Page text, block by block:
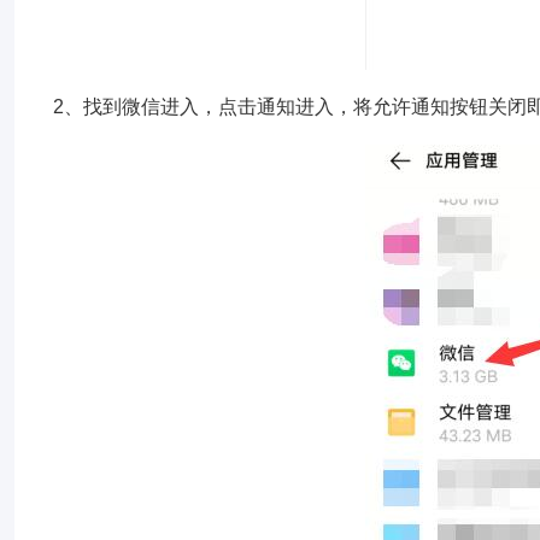
2、找到微信进入，点击通知进入，将允许通知按钮关闭